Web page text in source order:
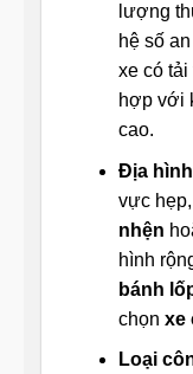
lượng
hệ số
xe có tải
hợp với
cao.
Địa
vực
nhện
hình
bánh
chọn xe
Loại